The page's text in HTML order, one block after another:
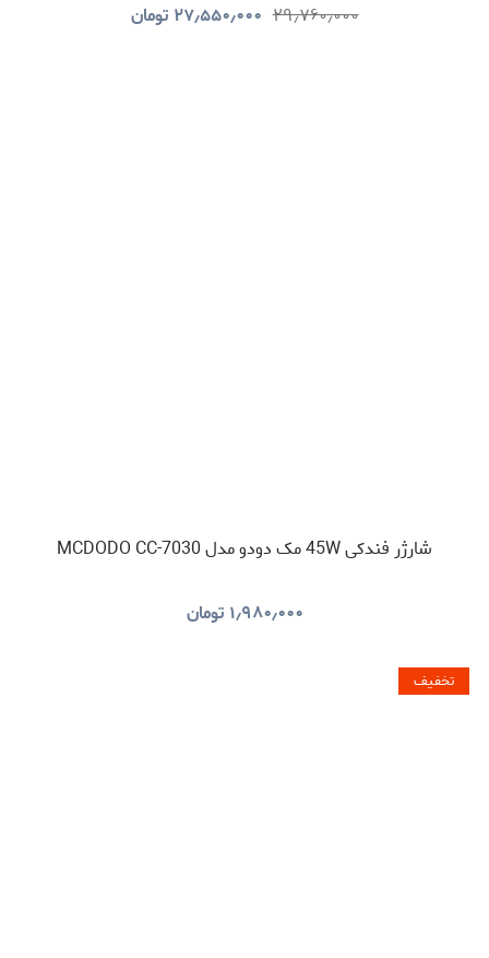
۲۹٫۷۶۰٫۰۰۰ ۲۷٫۵۵۰٫۰۰۰ تومان
شارژر فندکی 45W مک دودو مدل MCDODO CC-7030
۱٫۹۸۰٫۰۰۰ تومان
تخفیف